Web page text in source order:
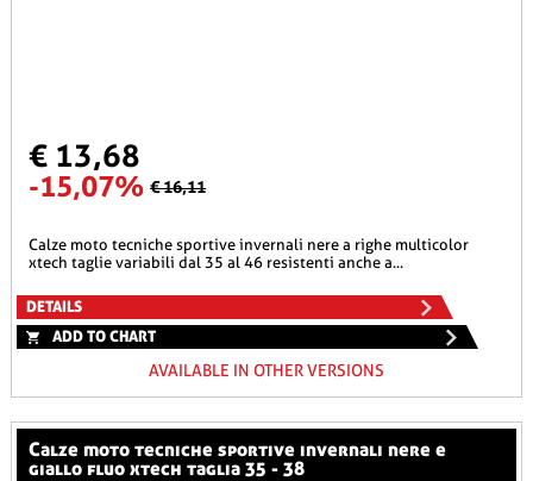
€ 13,68
-15,07% € 16,11
calze moto tecniche sportive invernali nere a righe multicolor
xtech taglie variabili dal 35 al 46 resistenti anche a...
DETAILS
ADD TO CHART
AVAILABLE IN OTHER VERSIONS
calze moto tecniche sportive invernali nere e
giallo fluo xtech taglia 35 - 38